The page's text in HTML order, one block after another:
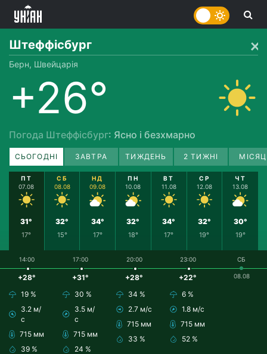
Штеффісбург
Берн, Швейцарія
+26°
Погода Штеффісбург: Ясно і безхмарно
СЬОГОДНІ ЗАВТРА ТИЖДЕНЬ 2 ТИЖНІ
ПТ
07.08
31°
17°
СБ
08.08
32°
15°
НД
09.08
34°
17°
ПН
10.08
32°
18°
ВТ
11.08
34°
17°
СР
12.08
32°
19°
ЧТ
13.08
30°
19°
14:00
+28°
19 %
3.2 м/
с
715 мм
39 %
17:00
+31°
30 %
3.5 м/
с
715 мм
24 %
20:00
+28°
34 %
2.7 м/с
715 мм
33 %
23:00
+22°
6 %
1.8 м/с
715 мм
52 %
СБ
08.08